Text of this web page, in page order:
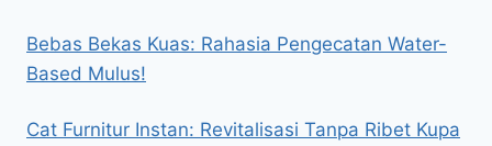
Bebas Bekas Kuas: Rahasia Pengecatan Water-
Based Mulus!
Cat Furnitur Instan: Revitalisasi Tanpa Ribet Kupa